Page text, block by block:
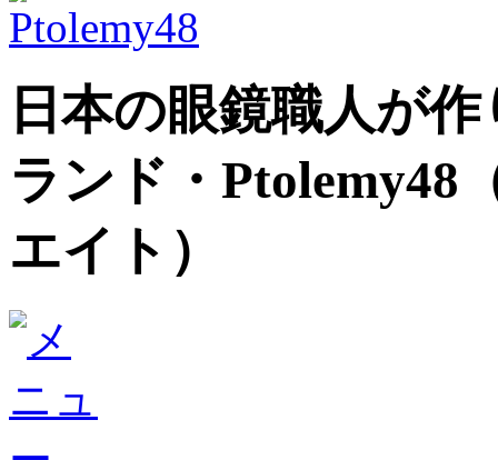
日本の眼鏡職人が
ランド ・
エイト）